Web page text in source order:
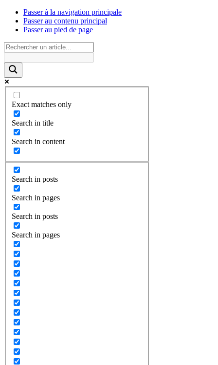
Passer à la navigation principale
Passer au contenu principal
Passer au pied de page
Exact matches only
Search in title
Search in content
Search in posts
Search in pages
Search in posts
Search in pages